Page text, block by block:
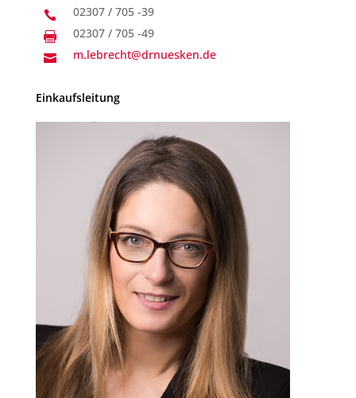
 02307 / 705 -39
 02307 / 705 -49
 m.lebrecht@drnuesken.de
Einkaufsleitung